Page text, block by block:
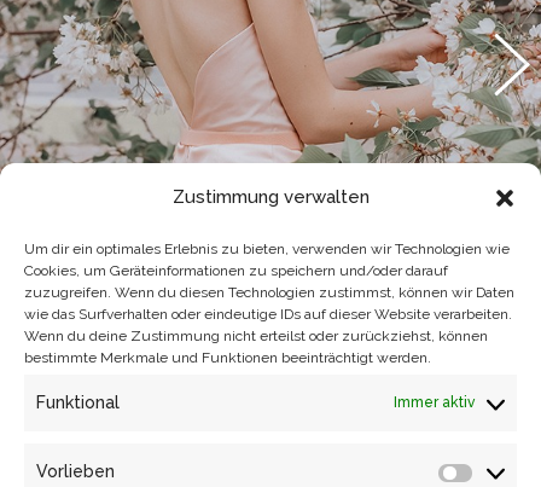
Zustimmung verwalten
Um dir ein optimales Erlebnis zu bieten, verwenden wir Technologien wie
Cookies, um Geräteinformationen zu speichern und/oder darauf
zuzugreifen. Wenn du diesen Technologien zustimmst, können wir Daten
wie das Surfverhalten oder eindeutige IDs auf dieser Website verarbeiten.
Wenn du deine Zustimmung nicht erteilst oder zurückziehst, können
bestimmte Merkmale und Funktionen beeinträchtigt werden.
Funktional Immer aktiv
Vorlieben